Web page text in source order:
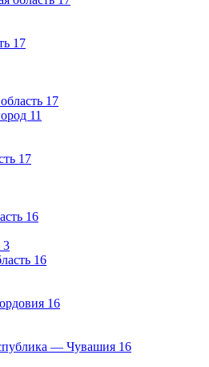
17
17
11
17
16
3
16
16
— Чувашия 16